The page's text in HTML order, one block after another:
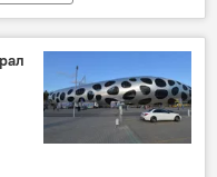
Алашкерт